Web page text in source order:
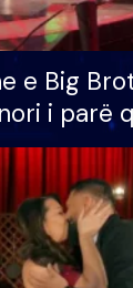
e Big
i parë
e madh